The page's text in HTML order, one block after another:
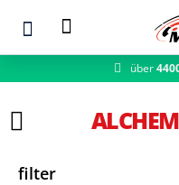
Zum Hauptinhalt über
filter